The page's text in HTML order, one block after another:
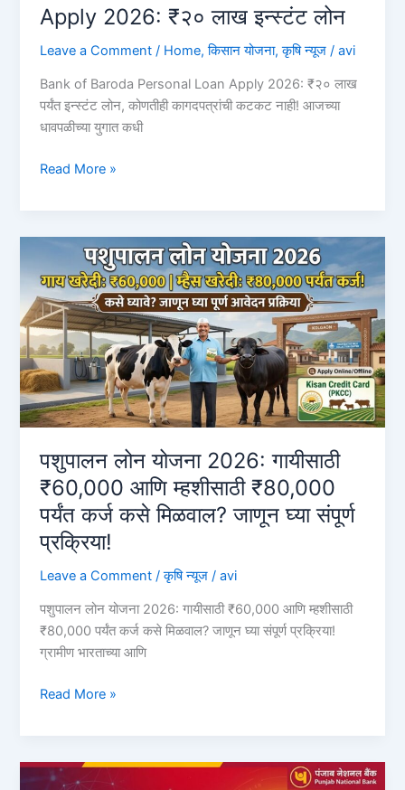
Loan
Maharashtra
Apply 2026: ₹२० लाख इन्स्टंट लोन
Leave a Comment / Home,किसान योजना,कृषि न्यूज /avi
Bank of Baroda Personal Loan Apply 2026: ₹२० लाख
पर्यंत इन्स्टंट लोन, कोणतीही कागदपत्रांची कटकट नाही! आजच्या
धावपळीच्या युगात कधी
Bank
Personal
Apply
2026:
₹२०
लाख
इन्स्टंट
लोन
Read More »
पशुपालन लोन योजना 2026: गायीसाठी
₹60,000 आणि म्हशीसाठी ₹80,000
पर्यंत कर्ज कसे मिळवाल? जाणून घ्या संपूर्ण
प्रक्रिया!
Leave a Comment /कृषि न्यूज /avi
पशुपालन लोन योजना 2026: गायीसाठी ₹60,000 आणि म्हशीसाठी
₹80,000 पर्यंत कर्ज कसे मिळवाल? जाणून घ्या संपूर्ण प्रक्रिया!
ग्रामीण भारताच्या आणि
पशुपालन
2026:
गायीसाठी
Read More »